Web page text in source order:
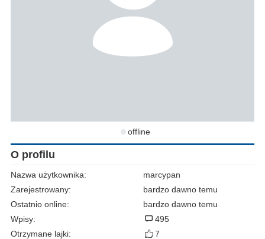
offline
O profilu
Nazwa użytkownika:
marcypan
Zarejestrowany:
bardzo dawno temu
Ostatnio online:
bardzo dawno temu
Wpisy:
495
Otrzymane lajki:
7